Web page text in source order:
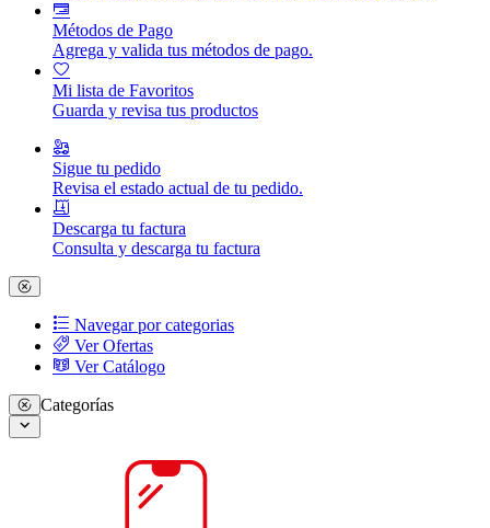
Métodos de Pago
Agrega y valida tus métodos de pago.
Mi lista de Favoritos
Guarda y revisa tus productos
Sigue tu pedido
Revisa el estado actual de tu pedido.
Descarga tu factura
Consulta y descarga tu factura
Navegar por categorias
Ver Ofertas
Ver Catálogo
Categorías